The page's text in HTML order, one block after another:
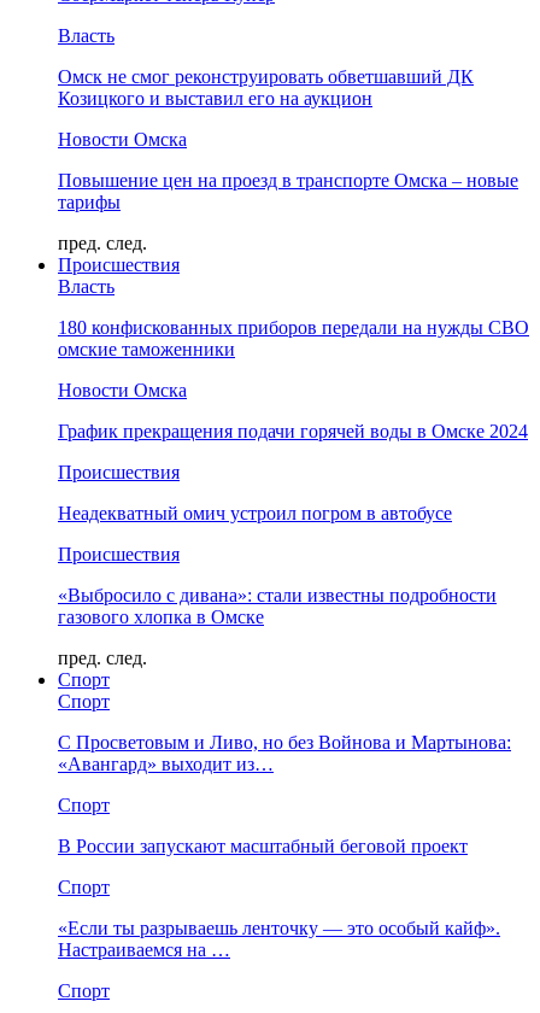
Власть
Омск не смог реконструировать обветшавший ДК
Козицкого и выставил его на аукцион
Новости Омска
Повышение цен на проезд в транспорте Омска – новые
тарифы
пред. след.
Происшествия
Власть
180 конфискованных приборов передали на нужды СВО
омские таможенники
Новости Омска
График прекращения подачи горячей воды в Омске 2024
Происшествия
Неадекватный омич устроил погром в автобусе
Происшествия
«Выбросило с дивана»: стали известны подробности
газового хлопка в Омске
пред. след.
Спорт
Спорт
С Просветовым и Ливо, но без Войнова и Мартынова:
«Авангард» выходит из…
Спорт
В России запускают масштабный беговой проект
Спорт
«Если ты разрываешь ленточку — это особый кайф».
Настраиваемся на …
Спорт